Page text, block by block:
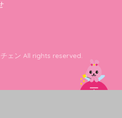
ェン All rights reserved.